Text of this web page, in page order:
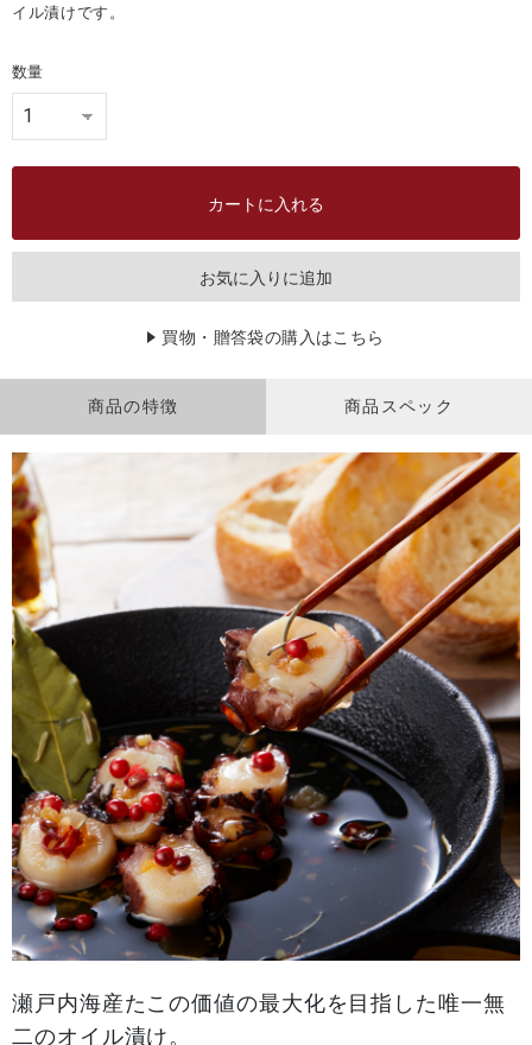
イル漬けです。
数量
カートに入れる
お気に入りに追加
買物・贈答袋の購入はこちら
商品の特徴 商品スペック
瀬戸内海産たこの価値の最大化を目指した唯一無
二のオイル漬け。